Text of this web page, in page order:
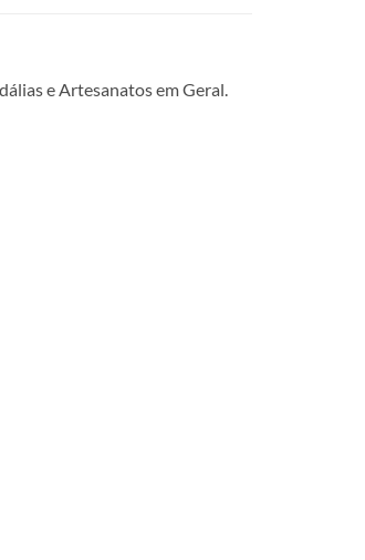
e Artesanatos em Geral.